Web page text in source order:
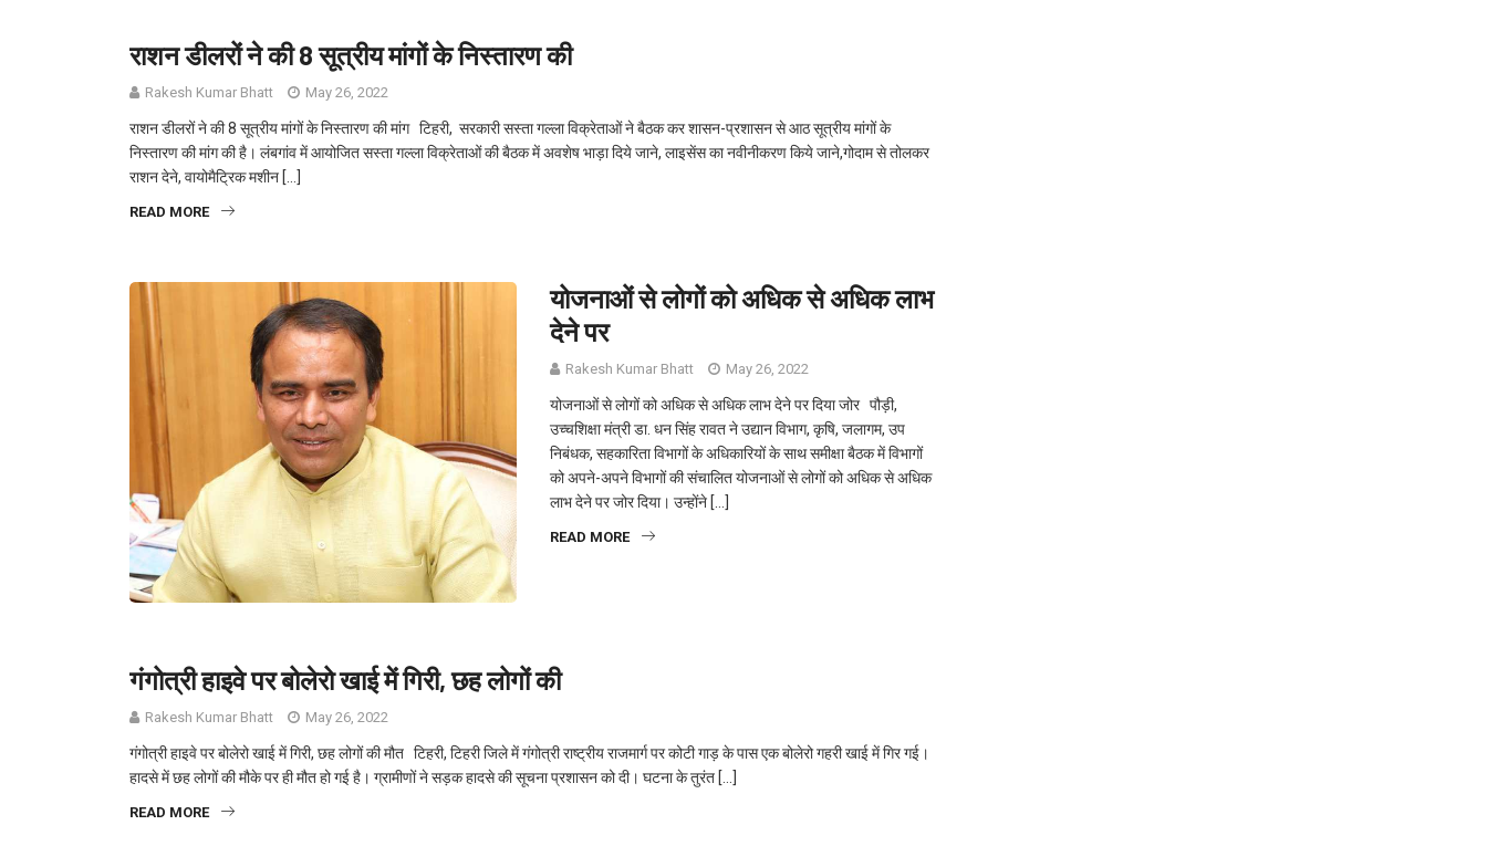
राशन डीलरों ने की 8 सूत्रीय मांगों के निस्तारण की
Rakesh Kumar Bhatt May 26, 2022
राशन डीलरों ने की 8 सूत्रीय मांगों के निस्तारण की मांग टिहरी, सरकारी सस्ता गल्ला विक्रेताओं ने बैठक कर शासन-प्रशासन से आठ सूत्रीय मांगों के
निस्तारण की मांग की है। लंबगांव में आयोजित सस्ता गल्ला विक्रेताओं की बैठक में अवशेष भाड़ा दिये जाने, लाइसेंस का नवीनीकरण किये जाने,गोदाम से तोलकर
राशन देने, वायोमैट्रिक मशीन […]
READ MORE
योजनाओं से लोगों को अधिक से अधिक लाभ
देने पर
Rakesh Kumar Bhatt May 26, 2022
योजनाओं से लोगों को अधिक से अधिक लाभ देने पर दिया जोर पौड़ी,
उच्चशिक्षा मंत्री डा. धन सिंह रावत ने उद्यान विभाग, कृषि, जलागम, उप
निबंधक, सहकारिता विभागों के अधिकारियों के साथ समीक्षा बैठक में विभागों
को अपने-अपने विभागों की संचालित योजनाओं से लोगों को अधिक से अधिक
लाभ देने पर जोर दिया। उन्होंने […]
READ MORE
गंगोत्री हाइवे पर बोलेरो खाई में गिरी, छह लोगों की
Rakesh Kumar Bhatt May 26, 2022
गंगोत्री हाइवे पर बोलेरो खाई में गिरी, छह लोगों की मौत टिहरी, टिहरी जिले में गंगोत्री राष्ट्रीय राजमार्ग पर कोटी गाड़ के पास एक बोलेरो गहरी खाई में गिर गई।
हादसे में छह लोगों की मौके पर ही मौत हो गई है। ग्रामीणों ने सड़क हादसे की सूचना प्रशासन को दी। घटना के तुरंत […]
READ MORE